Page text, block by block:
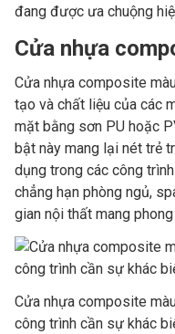
đang được ưa chuộng
Cửa nhựa
Cửa nhựa composite
tạo và chất liệu của các
mặt bằng sơn PU hoặc
bật này mang lại nét trẻ
dụng trong các công
chẳng hạn phòng ngủ,
gian nội thất mang
Cửa nhựa composite
công trình cần sự khác